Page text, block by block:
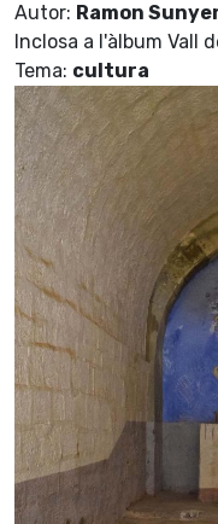
Autor: Ramon
Inclosa a l'àlbum Vall
Tema: cultura